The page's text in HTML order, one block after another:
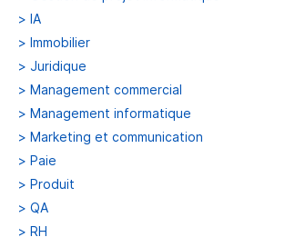
> IA
> Immobilier
> Juridique
> Management commercial
> Management informatique
> Marketing et communication
> Paie
> Produit
> QA
> RH